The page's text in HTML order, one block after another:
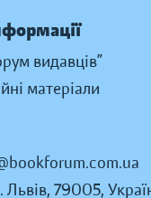
видавців”
матеріали
79005,